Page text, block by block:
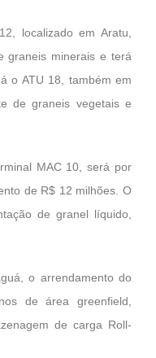
localizado em Aratu,
graneis minerais e terá
o ATU 18, também em
de graneis vegetais e
MAC 10, será por
de R$ 12 milhões. O
de granel líquido,
o arrendamento do
de área greenfield,
de carga Roll-